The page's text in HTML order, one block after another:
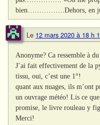
bien…………….Dehors, en
Le 12 mars 2020 à 18 h
Anonyme? Ca ressemble à
J’ai fait effectivement de la
tissu, oui, c’est une 1°!
quant aux nuages, ils m’ont
un ouvrage météo! Lis ce
promise, le livre rouleau y
Merci!